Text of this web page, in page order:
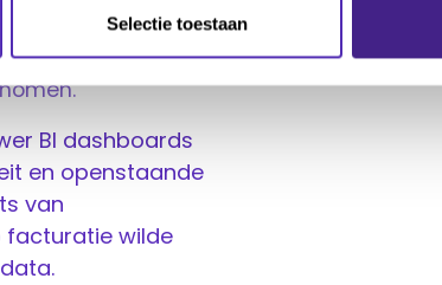
Selectie toestaan
BI dashboards
en openstaande
van
facturatie wilde